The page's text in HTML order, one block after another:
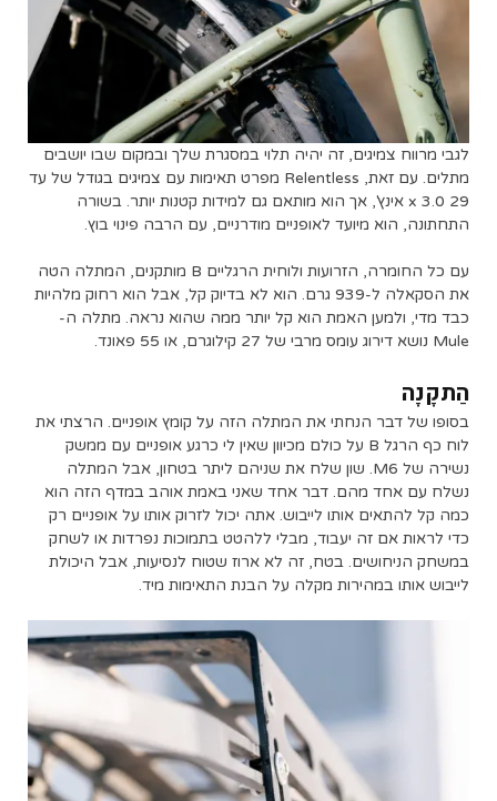
לגבי מרווח צמיגים, זה יהיה תלוי במסגרת שלך ובמקום שבו יושבים
מתלים. עם זאת, Relentless מפרט תאימות עם צמיגים בגודל של עד
29 x 3.0 אינץ', אך הוא מותאם גם למידות קטנות יותר. בשורה
התחתונה, הוא מיועד לאופניים מודרניים, עם הרבה פינוי בוץ.
עם כל החומרה, הזרועות ולוחית הרגליים B מותקנים, המתלה הטה
את הסקאלה ל-939 גרם. הוא לא בדיוק קל, אבל הוא רחוק מלהיות
כבד מדי, ולמען האמת הוא קל יותר ממה שהוא נראה. מתלה ה-
Mule נושא דירוג עומס מרבי של 27 קילוגרם, או 55 פאונד.
הַתקָנָה
בסופו של דבר הנחתי את המתלה הזה על קומץ אופניים. הרצתי את
לוח כף הרגל B על כולם מכיוון שאין לי כרגע אופניים עם ממשק
נשירה של M6. שון שלח את שניהם ליתר בטחון, אבל המתלה
נשלח עם אחד מהם. דבר אחד שאני באמת אוהב במדף הזה הוא
כמה קל להתאים אותו לייבוש. אתה יכול לזרוק אותו על אופניים רק
כדי לראות אם זה יעבוד, מבלי ללהטט בתמוכות נפרדות או לשחק
במשחק הניחושים. בטח, זה לא ארוז שטוח לנסיעות, אבל היכולת
לייבוש אותו במהירות מקלה על הבנת התאימות מיד.